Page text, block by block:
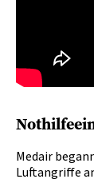
Medair
Luftangriffe